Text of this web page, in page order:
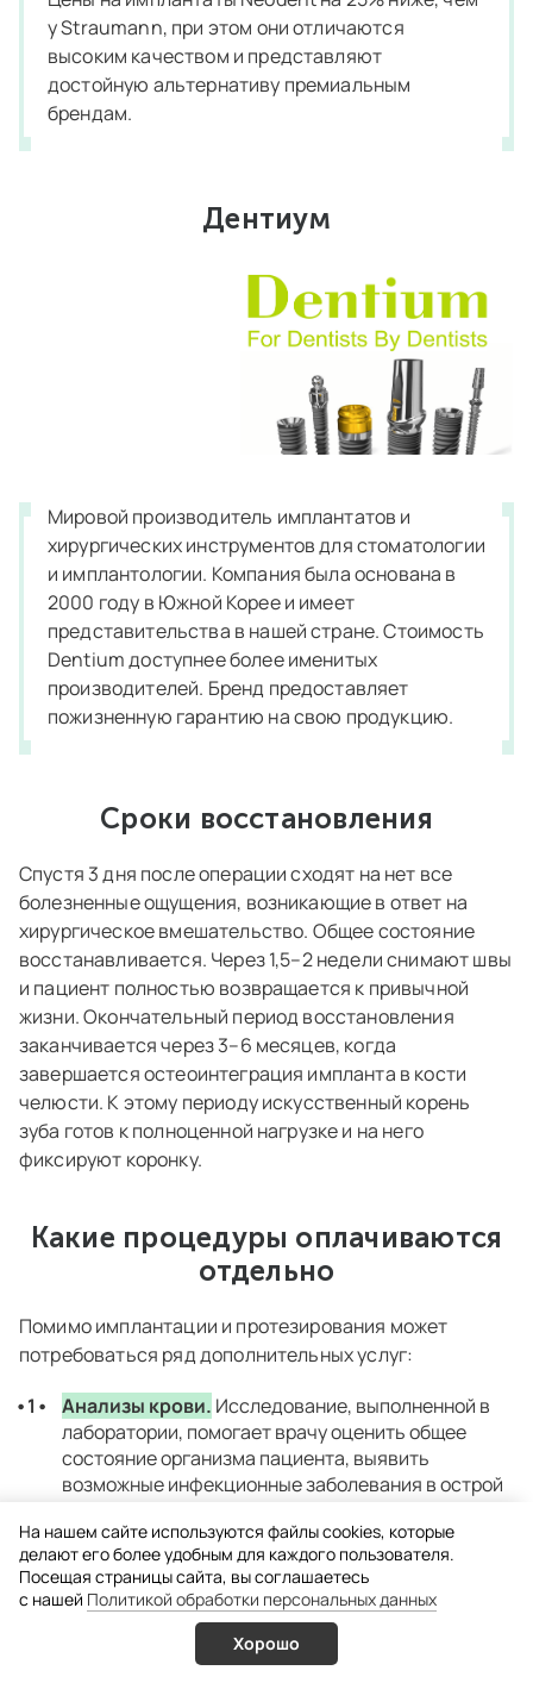
у Straumann, при этом они отличаются
высоким качеством и представляют
достойную альтернативу премиальным
брендам.
Дентиум
Мировой производитель имплантатов и
хирургических инструментов для стоматологии
и имплантологии. Компания была основана в
2000 году в Южной Корее и имеет
представительства в нашей стране. Стоимость
Dentium доступнее более именитых
производителей. Бренд предоставляет
пожизненную гарантию на свою продукцию.
Сроки восстановления
Спустя 3 дня после операции сходят на нет все
болезненные ощущения, возникающие в ответ на
хирургическое вмешательство. Общее состояние
восстанавливается. Через 1,5–2 недели снимают швы
и пациент полностью возвращается к привычной
жизни. Окончательный период восстановления
заканчивается через 3–6 месяцев, когда
завершается остеоинтеграция импланта в кости
челюсти. К этому периоду искусственный корень
зуба готов к полноценной нагрузке и на него
фиксируют коронку.
Какие процедуры оплачиваются
отдельно
Помимо имплантации и протезирования может
потребоваться ряд дополнительных услуг:
Анализы крови. Исследование, выполненной в
лаборатории, помогает врачу оценить общее
состояние организма пациента, выявить
возможные инфекционные заболевания в острой
крови. Более глубокое обследование перед
операцией назначают людям с хроническими
системными заболеваниями, женщинам старше
пятидесяти лет, пожилым людям и пациентам,
планирующим протезирование под наркозом.
Стоимость взятия крови на анализ — 1000 руб.
На нашем сайте используются файлы cookies, которые
делают его более удобным для каждого пользователя.
Посещая страницы сайта, вы соглашаетесь
c нашей Политикой обработки персональных данных
Хорошо
Онлайн запись